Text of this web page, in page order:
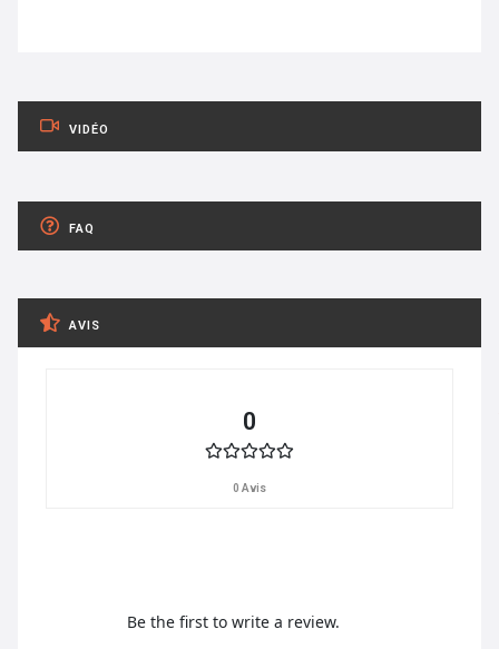
VIDÉO
FAQ
AVIS
0
0 Avis
Be the first to write a review.